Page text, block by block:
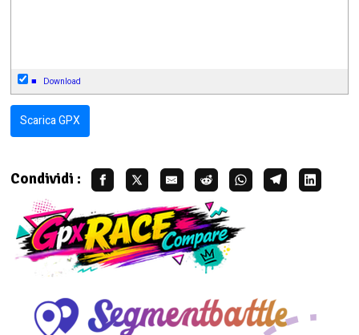
■ Download
Scarica GPX
Condividi :